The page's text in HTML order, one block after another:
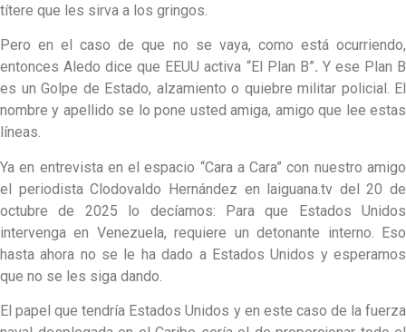
títere que les sirva a los gringos.
Pero en el caso de que no se vaya, como está ocurriendo,
entonces Aledo dice que EEUU activa “El Plan B”. Y ese Plan B
es un Golpe de Estado, alzamiento o quiebre militar policial. El
nombre y apellido se lo pone usted amiga, amigo que lee estas
líneas.
Ya en entrevista en el espacio “Cara a Cara” con nuestro amigo
el periodista Clodovaldo Hernández en laiguana.tv del 20 de
octubre de 2025 lo decíamos: Para que Estados Unidos
intervenga en Venezuela, requiere un detonante interno. Eso
hasta ahora no se le ha dado a Estados Unidos y esperamos
que no se les siga dando.
El papel que tendría Estados Unidos y en este caso de la fuerza